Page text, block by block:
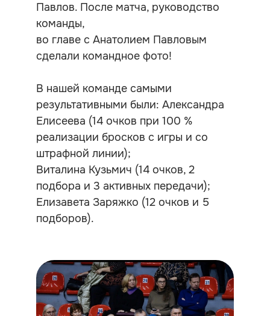
Павлов. После матча, руководство
команды,
во главе с Анатолием Павловым
сделали командное фото!
В нашей команде самыми
результативными были: Александра
Елисеева (14 очков при 100 %
реализации бросков с игры и со
штрафной линии);
Виталина Кузьмич (14 очков, 2
подбора и 3 активных передачи);
Елизавета Заряжко (12 очков и 5
подборов).